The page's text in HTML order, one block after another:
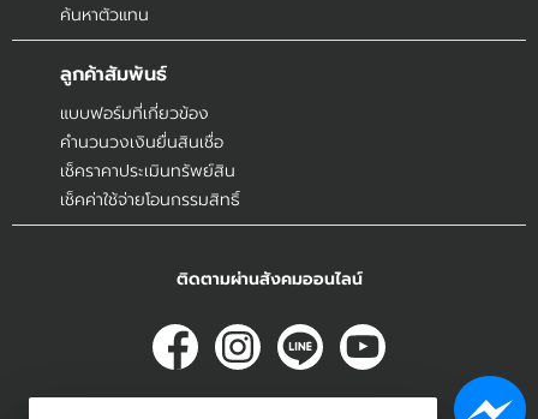
ค้นหาตัวแทน
ลูกค้าสัมพันธ์
แบบฟอร์มที่เกี่ยวข้อง
คำนวนวงเงินยื่นสินเชื่อ
เช็คราคาประเมินทรัพย์สิน
เช็คค่าใช้จ่ายโอนกรรมสิทธิ์
ติดตามผ่านสังคมออนไลน์